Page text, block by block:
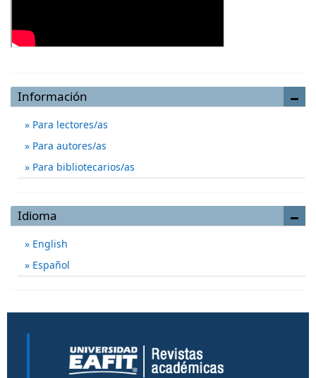
Información
Para lectores/as
Para autores/as
Para bibliotecarios/as
Idioma
English
Español